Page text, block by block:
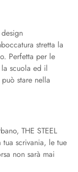
stretta la
Perfetta per le
scuola ed il
stare nella
THE STEEL
tua scrivania, le tue
non sarà mai